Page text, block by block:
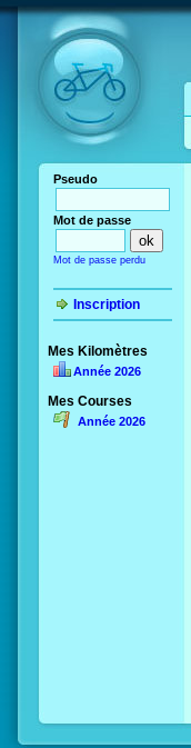
Pseudo
Mot de passe
Mot de passe perdu
Inscription
Mes Kilomètres
Année 2026
Mes Courses
Année 2026